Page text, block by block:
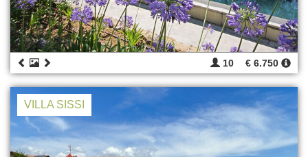
10 € 6.750
VILLA SISSI